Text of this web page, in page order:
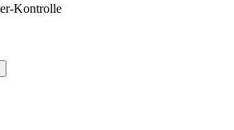
Kontrolle